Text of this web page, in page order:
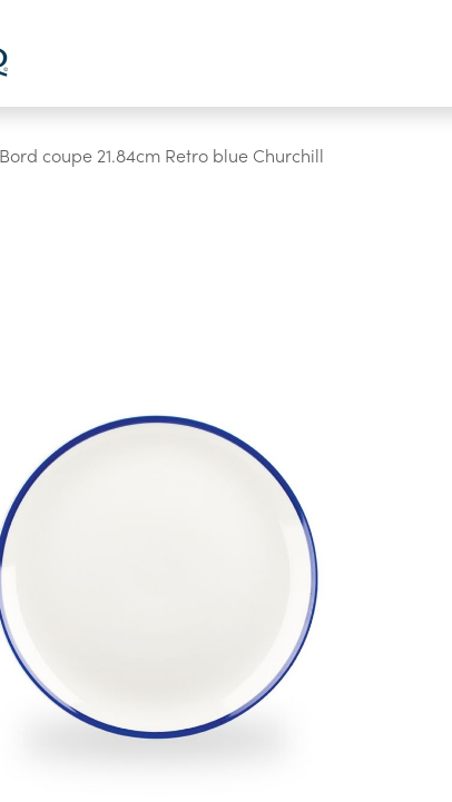
Bord coupe 21.84cm Retro blue Churchill